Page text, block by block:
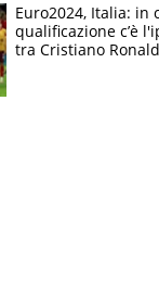
Euro2024, Italia: in
qualificazione c’è
tra Cristiano